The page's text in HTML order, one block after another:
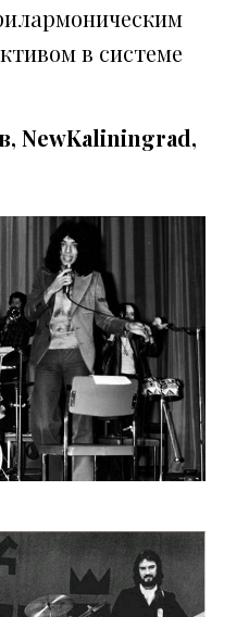
в системе
NewKaliningrad,